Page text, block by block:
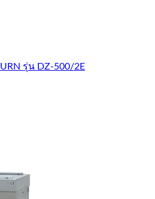
รุ่น DZ-500/2E